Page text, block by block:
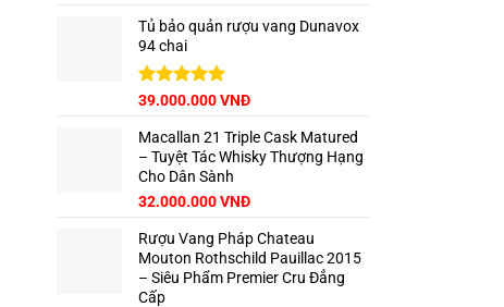
là:
65.000.000 VNĐ.
tại
Tủ bảo quản rượu vang Dunavox
94 chai
Được xếp
5 sao
Giá
là:
42.500.000 VNĐ.
39.000.000VNĐGiá
tại
là:
Macallan 21 Triple Cask Matured
– Tuyệt Tác Whisky Thượng Hạng
Cho Dân Sành
Giá
là:
35.000.000 VNĐ.
32.000.000VNĐGiá
tại
là:
32.000.000 VNĐ.
Rượu Vang Pháp Chateau
Mouton Rothschild Pauillac 2015
– Siêu Phẩm Premier Cru Đẳng
Cấp